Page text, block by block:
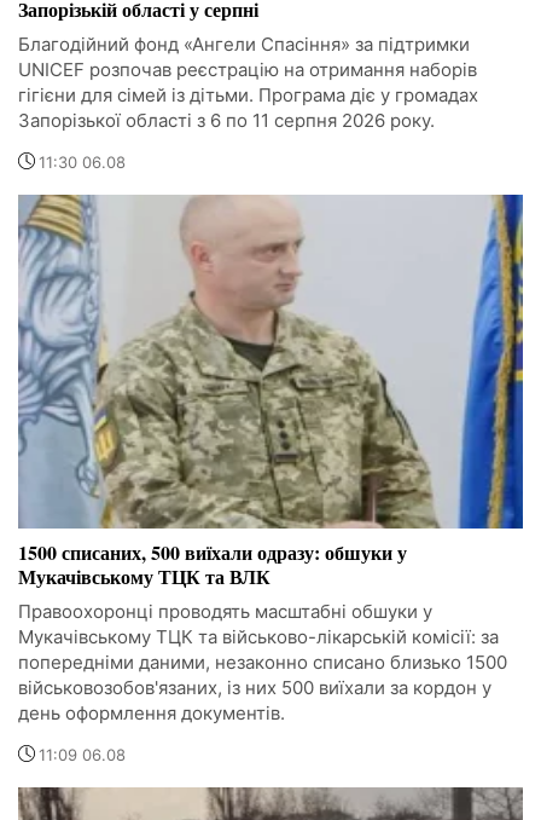
Запорізькій області у серпні
Благодійний фонд «Ангели Спасіння» за підтримки
UNICEF розпочав реєстрацію на отримання наборів
гігієни для сімей із дітьми. Програма діє у громадах
Запорізької області з 6 по 11 серпня 2026 року.
11:30 06.08
1500 списаних, 500 виїхали одразу: обшуки у
Мукачівському ТЦК та ВЛК
Правоохоронці проводять масштабні обшуки у
Мукачівському ТЦК та військово-лікарській комісії: за
попередніми даними, незаконно списано близько 1500
військовозобов'язаних, із них 500 виїхали за кордон у
день оформлення документів.
11:09 06.08